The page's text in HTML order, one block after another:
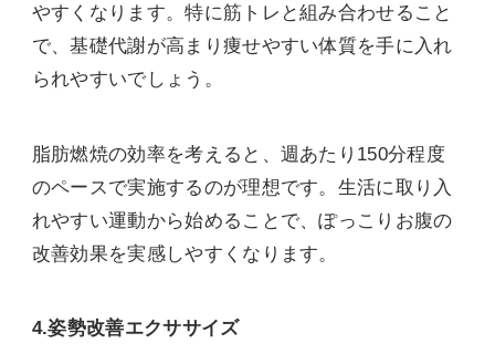
やすくなります。特に筋トレと組み合わせること
で、基礎代謝が高まり痩せやすい体質を手に入れ
られやすいでしょう。
脂肪燃焼の効率を考えると、週あたり150分程度
のペースで実施するのが理想です。生活に取り入
れやすい運動から始めることで、ぽっこりお腹の
改善効果を実感しやすくなります。
4.姿勢改善エクササイズ